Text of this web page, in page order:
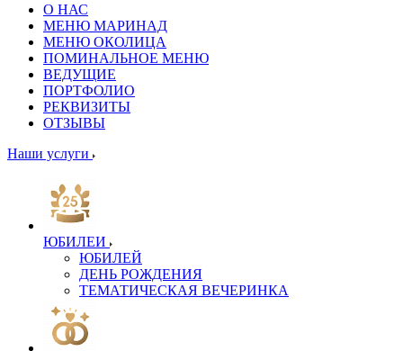
О НАС
МЕНЮ МАРИНАД
МЕНЮ ОКОЛИЦА
ПОМИНАЛЬНОЕ МЕНЮ
ВЕДУЩИЕ
ПОРТФОЛИО
РЕКВИЗИТЫ
ОТЗЫВЫ
Наши услуги
ЮБИЛЕИ
ЮБИЛЕЙ
ДЕНЬ РОЖДЕНИЯ
ТЕМАТИЧЕСКАЯ ВЕЧЕРИНКА